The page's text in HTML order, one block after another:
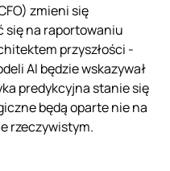
zmieni się
się na raportowaniu
przyszłości -
AI będzie wskazywał
predykcyjna stanie się
będą oparte nie na
rzeczywistym.